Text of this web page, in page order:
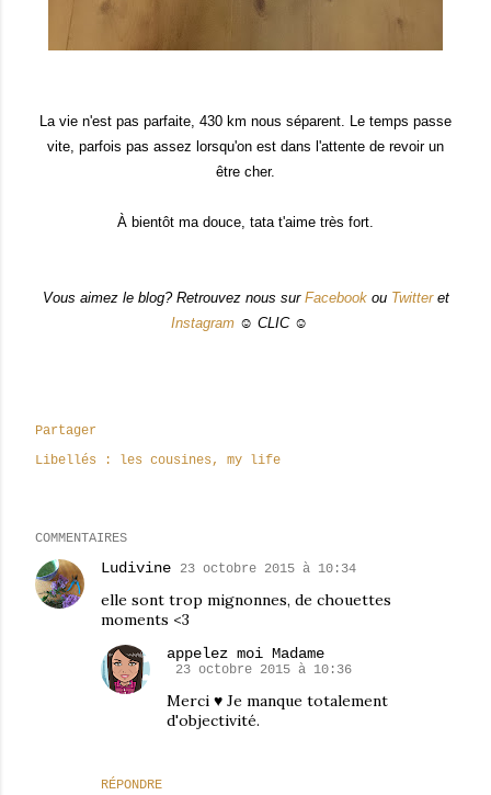
La vie n'est pas parfaite, 430 km nous séparent. Le temps passe
vite, parfois pas assez lorsqu'on est dans l'attente de revoir un
être cher.
À bientôt ma douce, tata t'aime très fort.
Vous aimez le blog? Retrouvez nous sur Facebookou Twitteret
Instagram☺ CLIC ☺
Partager
Libellés :
les cousines my life
COMMENTAIRES
Ludivine 23 octobre 2015 à 10:34
elle sont trop mignonnes, de chouettes
moments <3
RÉPONDRE
appelez moi Madame
23 octobre 2015 à 10:36
Merci ♥ Je manque totalement
d'objectivité.